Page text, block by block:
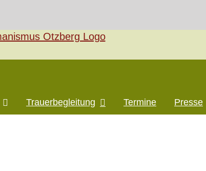
Trauerbegleitung Termine Presse